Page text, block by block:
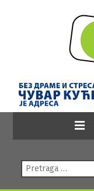
Pretraga: